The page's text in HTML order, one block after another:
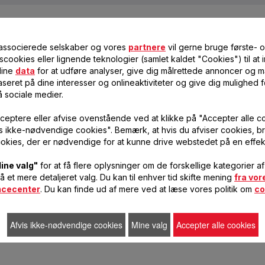
MIT APPARAT, NÅR DET IKKE FUNGERER MERE?
” på hjemmesiden for nemt at finde det, du skal bruge til dit produkt.
FOR MIT APPARAT?
igaranti-afsnittetpå denne hjemmeside.
MIT NYE APPARAT, OG JEG TROR, DER MANGLER EN DEL. HVAD
en del, bedes du ringe til vores servicecenter, så hjælper vi dig med at
selskaber og vores partnere vil gerne bruge første-
eller lignende teknologier (samlet kaldet "Cookies") til at
data for at udføre analyser, give dig målrettede annoncer og
på dine interesser og onlineaktiviteter og give dig mulighed
sociale medier.
eller afvise ovenstående ved at klikke på "Accepter alle
ikke-nødvendige cookies". Bemærk, at hvis du afviser cookies,
der er nødvendige for at kunne drive webstedet på en
valg" for at få flere oplysninger om de forskellige kategorier
et mere detaljeret valg. Du kan til enhver tid skifte mening fra
. Du kan finde ud af mere ved at læse vores politik om
Afvis ikke-nødvendige cookies Mine valg Accepter alle cookies